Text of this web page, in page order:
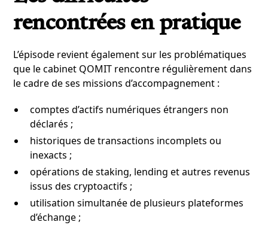
rencontrées en pratique
L’épisode revient également sur les problématiques
que le cabinet QOMIT rencontre régulièrement dans
le cadre de ses missions d’accompagnement :
comptes d’actifs numériques étrangers non
déclarés ;
historiques de transactions incomplets ou
inexacts ;
opérations de staking, lending et autres revenus
issus des cryptoactifs ;
utilisation simultanée de plusieurs plateformes
d’échange ;